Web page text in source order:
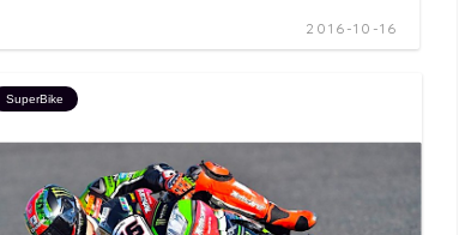
2016-10-16
SuperBike